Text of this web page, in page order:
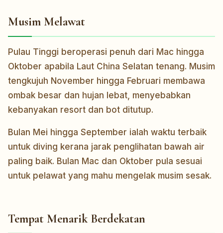
Musim Melawat
Pulau Tinggi beroperasi penuh dari Mac hingga
Oktober apabila Laut China Selatan tenang. Musim
tengkujuh November hingga Februari membawa
ombak besar dan hujan lebat, menyebabkan
kebanyakan resort dan bot ditutup.
Bulan Mei hingga September ialah waktu terbaik
untuk diving kerana jarak penglihatan bawah air
paling baik. Bulan Mac dan Oktober pula sesuai
untuk pelawat yang mahu mengelak musim sesak.
Tempat Menarik Berdekatan